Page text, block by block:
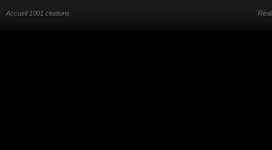
Accueil 1001 citations